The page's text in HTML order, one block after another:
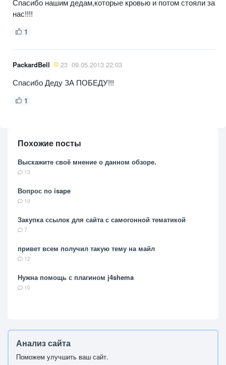
нас!!!!
1
PackardBell 23 09.05.2013 22:03
Спасибо Деду ЗА ПОБЕДУ!!!
1
Похожие посты
Выскажите своё мнение о данном обзоре.
13
Вопрос по isape
10
Закупка ссылок для сайта с самогонной тематикой
7
привет всем получил такую тему на майл
12
Нужна помощь с плагином j4shema
10
Анализ сайта
Поможем улучшить ваш сайт.